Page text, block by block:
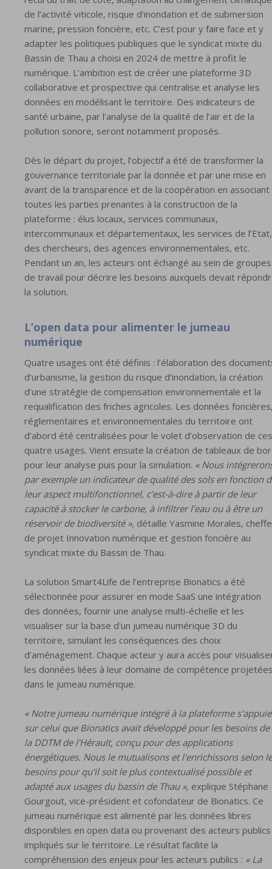
de l’activité viticole, risque d’inondation et de submersion
marine, pression foncière, etc. C’est pour y faire face et y
adapter les politiques publiques que le syndicat mixte du
Bassin de Thau a choisi en 2024 de mettre à profit le
numérique. L’ambition est de créer une plateforme 3D
collaborative et prospective qui centralise et analyse les
données en modélisant le territoire. Des indicateurs de
santé urbaine, par l’analyse de la qualité de l’air et de la
pollution sonore, seront notamment proposés.
Dès le départ du projet, l’objectif a été de transformer la
gouvernance territoriale par la donnée et par une mise en
avant de la transparence et de la coopération en associant
toutes les parties prenantes à la construction de la
plateforme : élus locaux, services communaux,
intercommunaux et départementaux, les services de l’Etat,
des chercheurs, des agences environnementales, etc.
Pendant un an, les acteurs ont échangé au sein de groupes
de travail pour décrire les besoins auxquels devait
la solution.
L’open data pour alimenter le jumeau
numérique
Quatre usages ont été définis : l’élaboration des
d’urbanisme, la gestion du risque d’inondation, la création
d’une stratégie de compensation environnementale et la
requalification des friches agricoles. Les données
réglementaires et environnementales du territoire ont
d’abord été centralisées pour le volet d’observation de ces
quatre usages. Vient ensuite la création de tableaux de
pour leur analyse puis pour la simulation. « Nous
par exemple un indicateur de qualité des sols en fonction
leur aspect multifonctionnel, c’est-à-dire à partir de leur
capacité à stocker le carbone, à infiltrer l’eau ou à être un
réservoir de biodiversité », détaille Yasmine Morales, cheffe
de projet Innovation numérique et gestion foncière au
syndicat mixte du Bassin de Thau.
La solution Smart4Life de l’entreprise Bionatics a été
sélectionnée pour assurer en mode SaaS une intégration
des données, fournir une analyse multi-échelle et les
visualiser sur la base d'un jumeau numérique 3D du
territoire, simulant les conséquences des choix
d’aménagement. Chaque acteur y aura accès pour
les données liées à leur domaine de compétence
dans le jumeau numérique.
« Notre jumeau numérique intégré à la plateforme s'appuie
sur celui que Bionatics avait développé pour les besoins de
la DDTM de l'Hérault, conçu pour des applications
énergétiques. Nous le mutualisons et l'enrichissons selon
besoins pour qu'il soit le plus contextualisé possible et
adapté aux usages du bassin de Thau », explique Stéphane
Gourgout, vice-président et cofondateur de Bionatics. Ce
jumeau numérique est alimenté par les données libres
disponibles en open data ou provenant des acteurs publics
impliqués sur le territoire. Le résultat facilite la
compréhension des enjeux pour les acteurs publics : « La